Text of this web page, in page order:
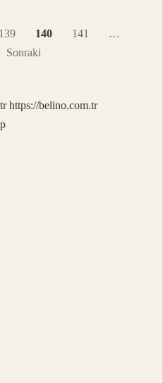
139 140 141
…
Sonraki
https://belino.com.tr